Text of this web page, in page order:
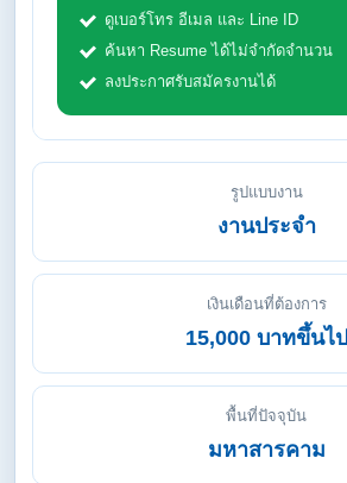
ดูเบอร์โทร อีเมล และ Line ID
ค้นหา Resume ได้ไม่จำกัดจำนวน
ลงประกาศรับสมัครงานได้
รูปแบบงาน
งานประจำ
เงินเดือนที่ต้องการ
15,000 บาทขึ้นไป
พื้นที่ปัจจุบัน
มหาสารคาม